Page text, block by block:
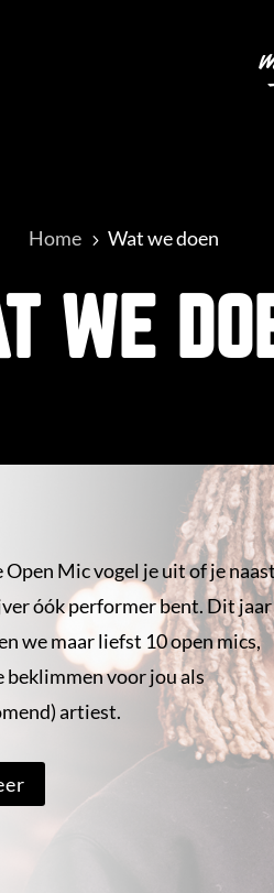
Home 5 Wat we doen
WE
Open Mic vogel je uit of je
óók performer bent. Dit jaar
we maar liefst 10 open mics,
beklimmen voor jou als
artiest.